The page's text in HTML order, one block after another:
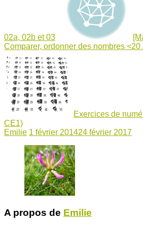
02a, 02b et 03
Comparer, ordonner des nombres <20
Exercices de
CE1)
Emilie 1 février 201424 février 2017
A propos de Emilie